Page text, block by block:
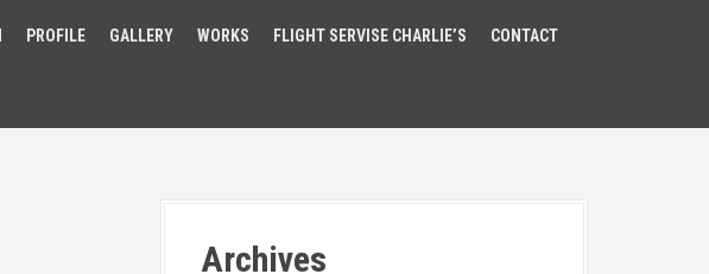
PROFILE GALLERY WORKS FLIGHT SERVISE CHARLIE’S CONTACT
Archives